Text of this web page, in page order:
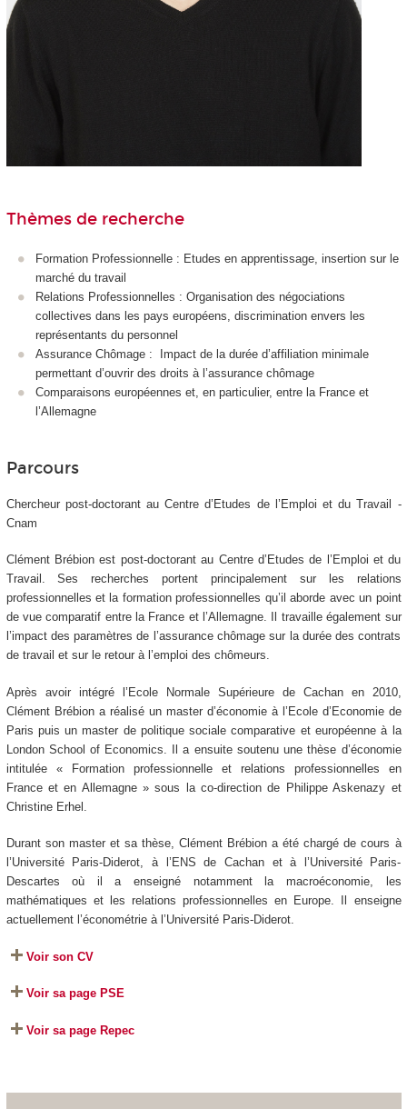
Thèmes de recherche
Formation Professionnelle : Etudes en apprentissage, insertion sur le
marché du travail
Relations Professionnelles : Organisation des négociations
collectives dans les pays européens, discrimination envers les
représentants du personnel
Assurance Chômage : Impact de la durée d’affiliation minimale
permettant d’ouvrir des droits à l’assurance chômage
Comparaisons européennes et, en particulier, entre la France et
l’Allemagne
Parcours
Chercheur post-doctorant au Centre d’Etudes de l’Emploi et du Travail -
Cnam
Clément Brébion est post-doctorant au Centre d’Etudes de l’Emploi et du
Travail. Ses recherches portent principalement sur les relations
professionnelles et la formation professionnelles qu’il aborde avec un point
de vue comparatif entre la France et l’Allemagne. Il travaille également sur
l’impact des paramètres de l’assurance chômage sur la durée des contrats
de travail et sur le retour à l’emploi des chômeurs.
Après avoir intégré l’Ecole Normale Supérieure de Cachan en 2010,
Clément Brébion a réalisé un master d’économie à l’Ecole d’Economie de
Paris puis un master de politique sociale comparative et européenne à la
London School of Economics. Il a ensuite soutenu une thèse d’économie
intitulée « Formation professionnelle et relations professionnelles en
France et en Allemagne » sous la co-direction de Philippe Askenazy et
Christine Erhel.
Durant son master et sa thèse, Clément Brébion a été chargé de cours à
l’Université Paris-Diderot, à l’ENS de Cachan et à l’Université Paris-
Descartes où il a enseigné notamment la macroéconomie, les
mathématiques et les relations professionnelles en Europe. Il enseigne
actuellement l’économétrie à l’Université Paris-Diderot.
Voir son CV
Voir sa page PSE
Voir sa page Repec